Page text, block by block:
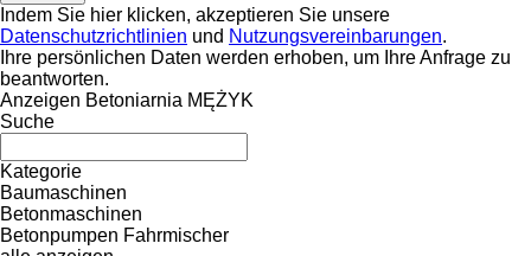
Indem Sie hier klicken, akzeptieren Sie unsere
Datenschutzrichtlinien und Nutzungsvereinbarungen.
Ihre persönlichen Daten werden erhoben, um Ihre Anfrage zu
beantworten.
Anzeigen Betoniarnia MĘŻYK
Suche
Kategorie
Baumaschinen
Betonmaschinen
Betonpumpen Fahrmischer